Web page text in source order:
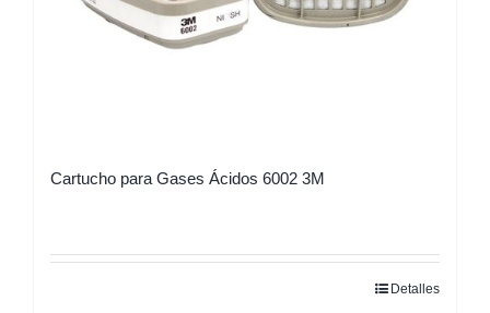
Cartucho para Gases Ácidos 6002 3M
Detalles